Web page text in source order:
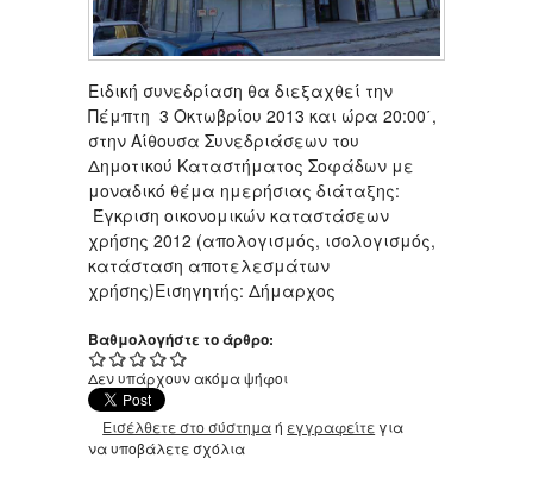
Ειδική συνεδρίαση θα διεξαχθεί την
Πέμπτη 3 Οκτωβρίου 2013 και ώρα 20:00΄,
στην Αίθουσα Συνεδριάσεων του
Δημοτικού Καταστήματος Σοφάδων με
μοναδικό θέμα ημερήσιας διάταξης:
Έγκριση οικονομικών καταστάσεων
χρήσης 2012 (απολογισμός, ισολογισμός,
κατάσταση αποτελεσμάτων
χρήσης)Εισηγητής: Δήμαρχος
Βαθμολογήστε το άρθρο:
Δεν υπάρχουν ακόμα ψήφοι
Εισέλθετε στο σύστημαή εγγραφείτε για
να υποβάλετε σχόλια